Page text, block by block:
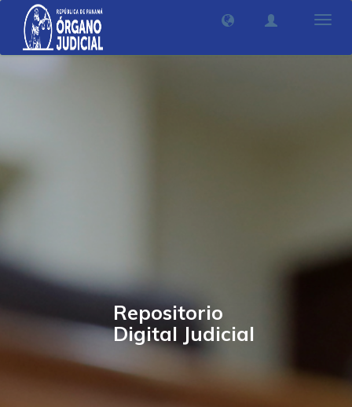
Repositorio
Digital Judicial